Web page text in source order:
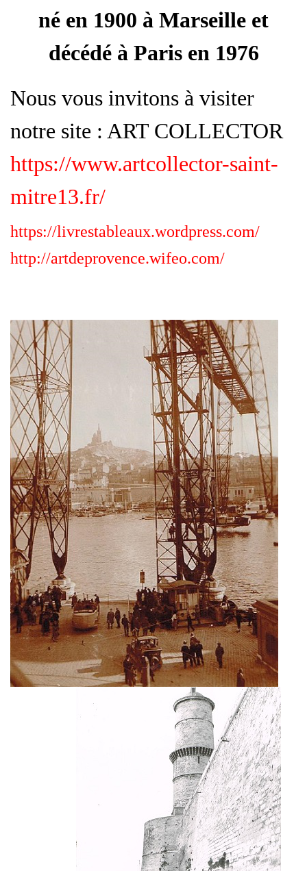
né en 1900 à Marseille et
décédé à Paris en 1976
Nous vous invitons à visiter
notre site : ART COLLECTOR
https://www.artcollector-saint-
mitre13.fr/
https://livrestableaux.wordpress.com/
http://artdeprovence.wifeo.com/